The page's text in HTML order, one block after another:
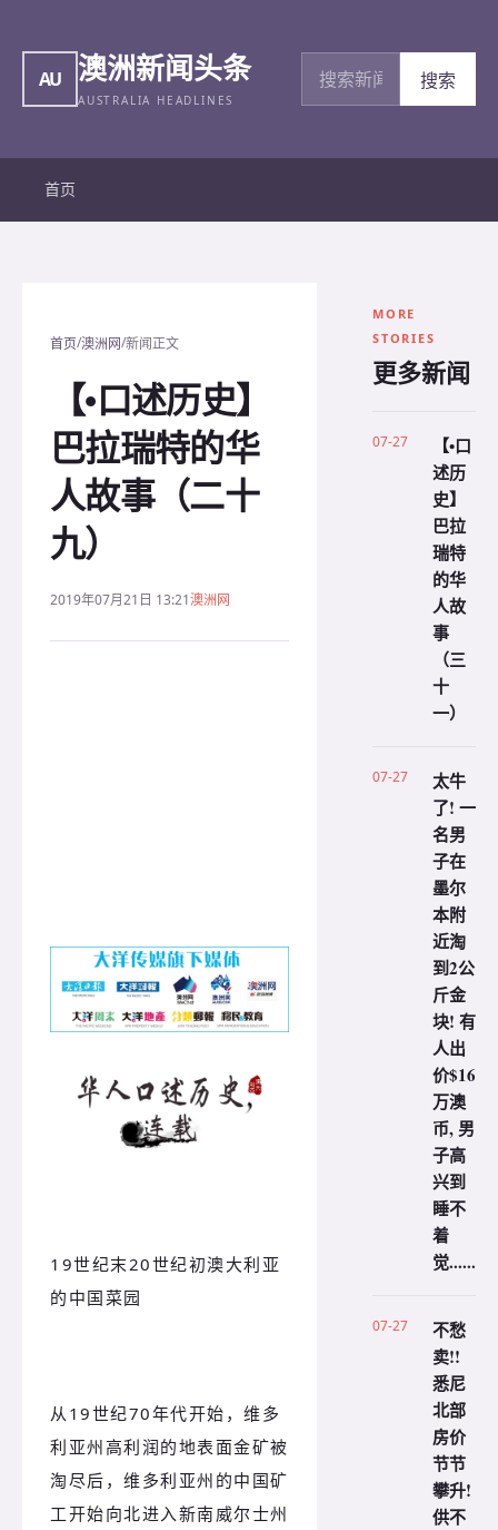
AU 澳洲新闻头条
AUSTRALIA HEADLINES
搜索新闻
搜索
首页
首页/澳洲网/新闻正文
【•口述历史】
巴拉瑞特的华
人故事（二十
九）
2019年07月21日 13:21澳洲网
19世纪末20世纪初澳大利亚
的中国菜园
从19世纪70年代开始，维多
利亚州高利润的地表面金矿被
淘尽后，维多利亚州的中国矿
工开始向北进入新南威尔士州
MORE
STORIES
更多新闻
07-27
【•口
述历
史】
巴拉
瑞特
的华
人故
事
（三
十
一）
07-27
太牛
了! 一
名男
子在
墨尔
本附
近淘
到2公
斤金
块! 有
人出
价$16
万澳
币, 男
子高
兴到
睡不
着
觉......
07-27
不愁
卖!!
悉尼
北部
房价
节节
攀升!
供不